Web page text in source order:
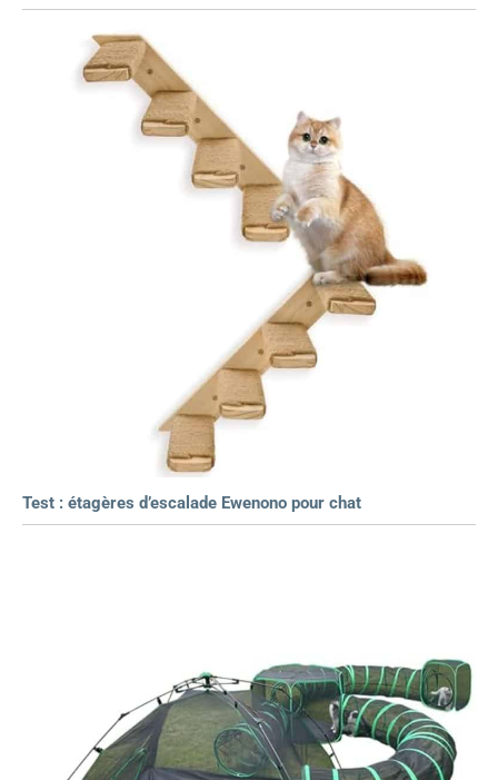
Test : étagères d’escalade Ewenono pour chat